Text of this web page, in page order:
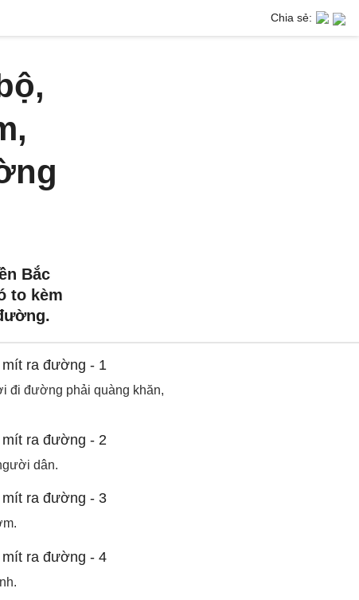
Chia sẻ:
Bắc
to kèm
đi đường phải quàng khăn,
dân.